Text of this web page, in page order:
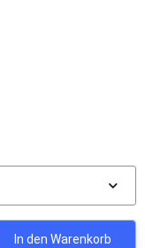
In den Warenkorb